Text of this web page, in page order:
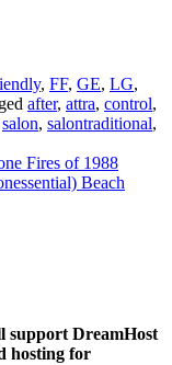
, FF, GE, LG,
after, attra, control,
salon, salontraditional,
Fires of 1988
Beach
support DreamHost
hosting for